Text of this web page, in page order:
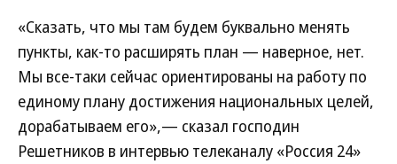
«Сказать, что мы там будем буквально менять
пункты, как-то расширять план — наверное, нет.
Мы все-таки сейчас ориентированы на работу по
единому плану достижения национальных целей,
дорабатываем его»,— сказал господин
Решетников в интервью телеканалу «Россия 24»